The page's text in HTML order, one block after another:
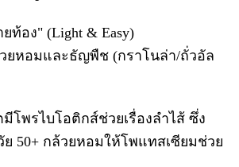
ท้อง" (Light & Easy)
ยหอมและธัญพืช (กราโนล่า/ถั่วอัล
โพรไบโอติกส์ช่วยเรื่องลำไส้ ซึ่ง
50+ กล้วยหอมให้โพแทสเซียมช่วย